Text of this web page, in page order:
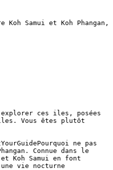
Samui et Koh Phangan,
ces iles, posées
Vous êtes plutôt
ne pas
Connue dans le
Koh Samui en font
vie nocturne